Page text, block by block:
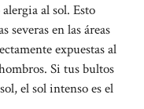
al sol. Esto
severas en las áreas
expuestas al
Si tus bultos
el sol intenso es el